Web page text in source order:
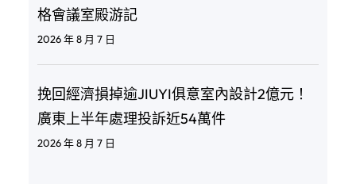
格會議室殿游記
2026 年 8 月 7 日
挽回經濟損掉逾JIUYI俱意室內設計2億元！
廣東上半年處理投訴近54萬件
2026 年 8 月 7 日